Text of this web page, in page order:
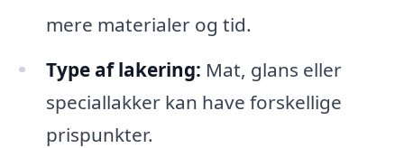
mere materialer og tid.
Type af lakering: Mat, glans eller
speciallakker kan have forskellige
prispunkter.